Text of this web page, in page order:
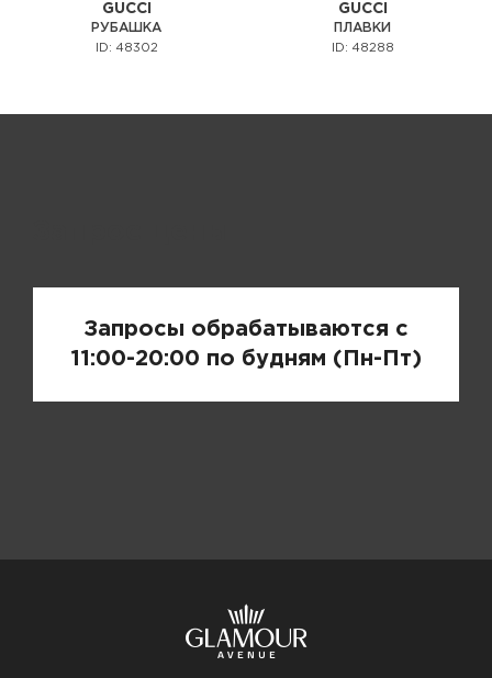
GUCCI
РУБАШКА
ID: 48302
GUCCI
ПЛАВКИ
ID: 48288
Запросы обрабатываются с
11:00-20:00 по будням (Пн-Пт)